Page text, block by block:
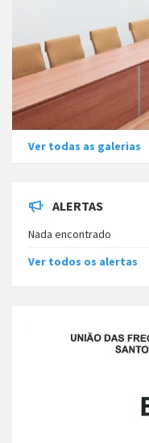
Ver todas as galerias
ALERTAS
Nada encontrado
Ver todos os alertas